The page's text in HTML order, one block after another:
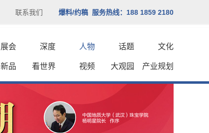
联系我们 爆料/约稿 服务热线：188 1859 2180
展会 深度 人物 话题 文化
新品 看世界 视频 大观园 产业规划